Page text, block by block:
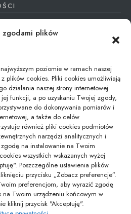
zgodami plików
poziomie w ramach naszej
plików cookies. Pliki cookies umożliwiają
działania naszej strony internetowej
funkcji, a po uzyskaniu Twojej zgody,
do dokonywania pomiarów i
a także do celów
również pliki cookies podmiotów
narzędzi analitycznych i
na instalowanie na Twoim
wszystkich wskazanych wyżej
Poszczególne ustawienia plików
przycisku „Zobacz preferencje”.
preferencjom, aby wyrazić zgodę
na Twoim urządzeniu końcowym w
kliknij przycisk "Akceptuję".
in Poland: What You Need
bagaż podczas zwiedzania
dla świetlówek – aktualna…